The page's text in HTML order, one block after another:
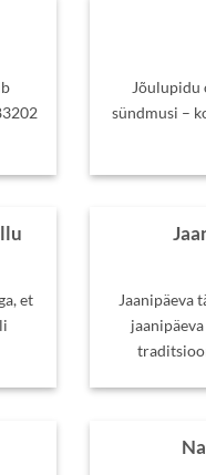
Jõulupidu
sündmusi –
et
Jaanipäeva